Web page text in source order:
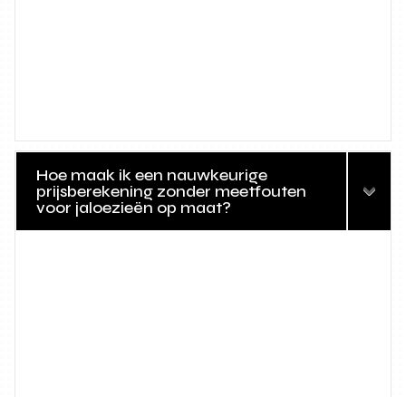
Hoe maak ik een nauwkeurige
prijsberekening zonder meetfouten
voor jaloezieën op maat?